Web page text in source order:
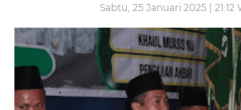
Sabtu, 25 Januari 2025 | 21:12